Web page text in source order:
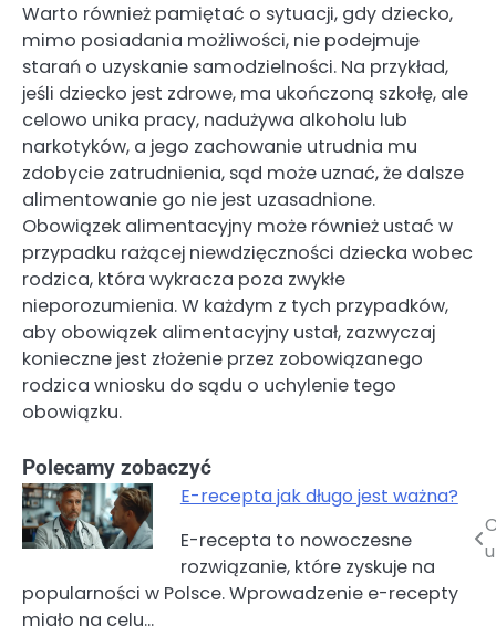
Warto również pamiętać o sytuacji, gdy dziecko,
mimo posiadania możliwości, nie podejmuje
starań o uzyskanie samodzielności. Na przykład,
jeśli dziecko jest zdrowe, ma ukończoną szkołę, ale
celowo unika pracy, nadużywa alkoholu lub
narkotyków, a jego zachowanie utrudnia mu
zdobycie zatrudnienia, sąd może uznać, że dalsze
alimentowanie go nie jest uzasadnione.
Obowiązek alimentacyjny może również ustać w
przypadku rażącej niewdzięczności dziecka wobec
rodzica, która wykracza poza zwykłe
nieporozumienia. W każdym z tych przypadków,
aby obowiązek alimentacyjny ustał, zazwyczaj
konieczne jest złożenie przez zobowiązanego
rodzica wniosku do sądu o uchylenie tego
obowiązku.
Polecamy zobaczyć
E-recepta jak długo jest ważna?
E-recepta to nowoczesne
rozwiązanie, które zyskuje na
popularności w Polsce. Wprowadzenie e-recepty
miało na celu…
Nawigacja